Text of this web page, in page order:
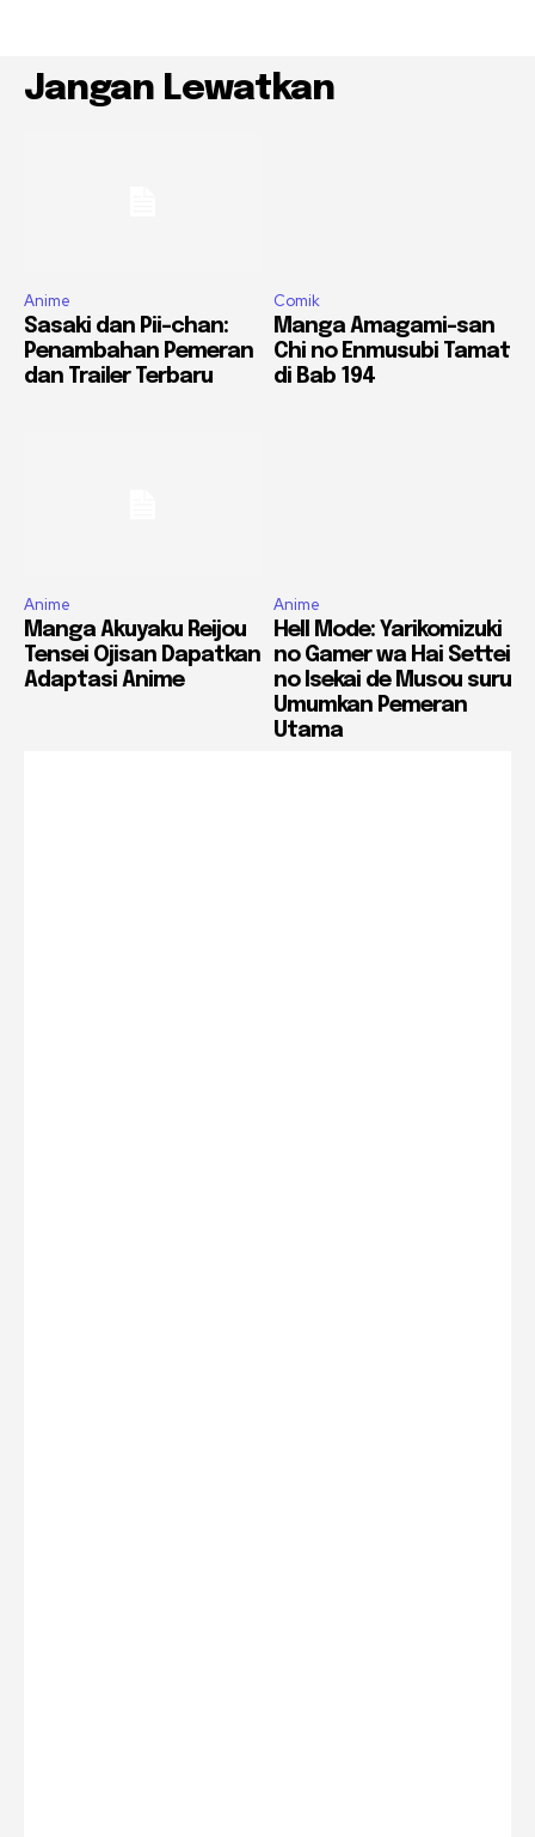
Jangan Lewatkan
Anime
Sasaki dan Pii-chan:
Penambahan Pemeran
dan Trailer Terbaru
Comik
Manga Amagami-san
Chi no Enmusubi Tamat
di Bab 194
Anime
Manga Akuyaku Reijou
Tensei Ojisan Dapatkan
Adaptasi Anime
Anime
Hell Mode: Yarikomizuki
no Gamer wa Hai Settei
no Isekai de Musou suru
Umumkan Pemeran
Utama